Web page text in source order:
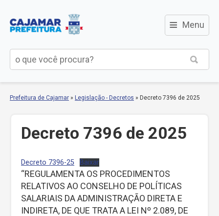
≡ Menu
Prefeitura de Cajamar » Legislação - Decretos » Decreto 7396 de 2025
Decreto 7396 de 2025
Decreto 7396-25 Baixar
“REGULAMENTA OS PROCEDIMENTOS
RELATIVOS AO CONSELHO DE POLÍTICAS
SALARIAIS DA ADMINISTRAÇÃO DIRETA E
INDIRETA, DE QUE TRATA A LEI Nº 2.089, DE